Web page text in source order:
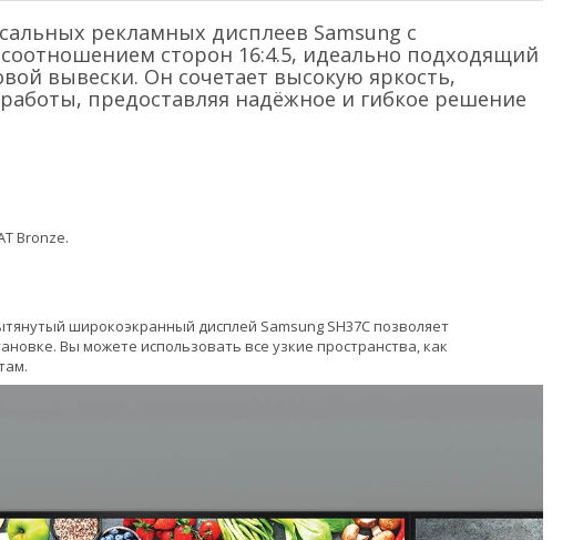
рекламных дисплеев Samsung с
сторон 16:4.5, идеально подходящий
вывески. Он сочетает высокую яркость,
предоставляя надёжное и гибкое решение
Bronze.
широкоэкранный дисплей Samsung SH37C позволяет
Вы можете использовать все узкие пространства, как